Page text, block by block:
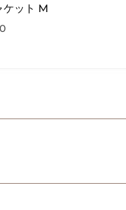
ケット M